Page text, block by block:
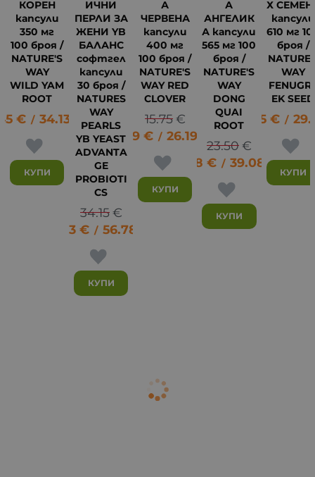
КОРЕН
капсули
350 мг
100 броя /
NATURE'S
WAY
WILD YAM
ROOT
€ / 34.13 лв.
КУПИ
ИЧНИ
ПЕРЛИ ЗА
ЖЕНИ YB
БАЛАНС
софтгел
капсули
30 броя /
NATURES
WAY
PEARLS
YB YEAST
ADVANTA
GE
PROBIOTI
CS
34.15 €
29.03 € / 56.78
КУПИ
А
ЧЕРВЕНА
капсули
400 мг
100 броя /
NATURE'S
WAY RED
CLOVER
15.75€
13.39 € / 26.19
КУПИ
А
АНГЕЛИК
А капсули
565 мг 100
броя /
NATURE'S
WAY
DONG
QUAI
ROOT
23.50€
19.98 € / 39.08 лв.
КУПИ
Х
капсули
610 мг
броя /
WAY
EK SEED
15.25 € /
КУПИ